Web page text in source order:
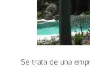
Se trata de una